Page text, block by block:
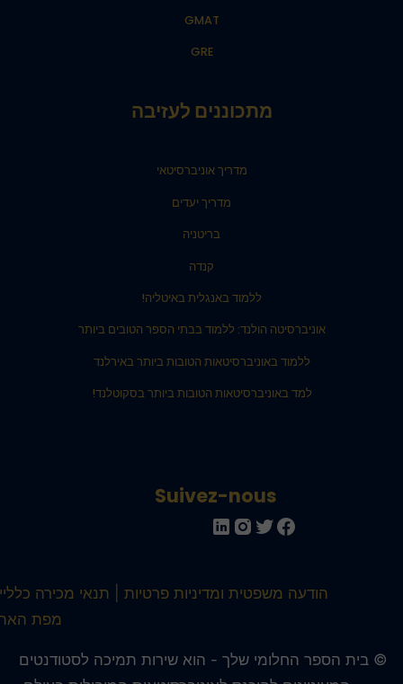
GMAT
GRE
מתכוננים לעזיבה
מדריך אוניברסיטאי
מדריך יעדים
בריטניה
קנדה
ללמוד באנגלית באיטליה!
אוניברסיטה הולנד: ללמוד בבתי הספר הטובים ביותר
ללמוד באוניברסיטאות הטובות ביותר באירלנד
למד באוניברסיטאות הטובות ביותר בסקוטלנד!
Suivez-nous
הודעה משפטית ומדיניות פרטיות
תנאי מכירה כלליים
מפת האתר
בית הספר החלומי שלך - הוא שירות תמיכה לסטודנטים